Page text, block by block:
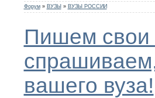
Форум » ВУЗЫ » ВУЗЫ РОССИИ
Пишем свои
вашего вуза!